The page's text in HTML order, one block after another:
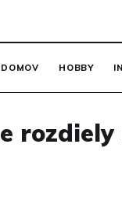
DOMOV HOBBY
rozdiely